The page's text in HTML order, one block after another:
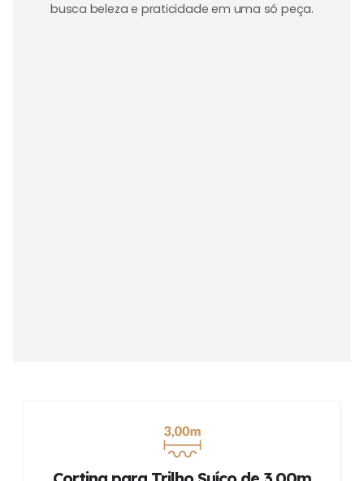
busca beleza e praticidade em uma só peça.